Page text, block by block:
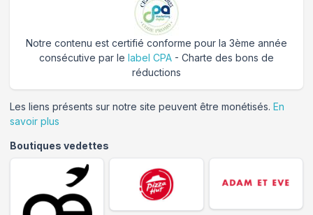
Notre contenu est certifié conforme pour la 3ème année
consécutive par le label CPA - Charte des bons de
réductions
Les liens présents sur notre site peuvent être monétisés. En
savoir plus
Boutiques vedettes